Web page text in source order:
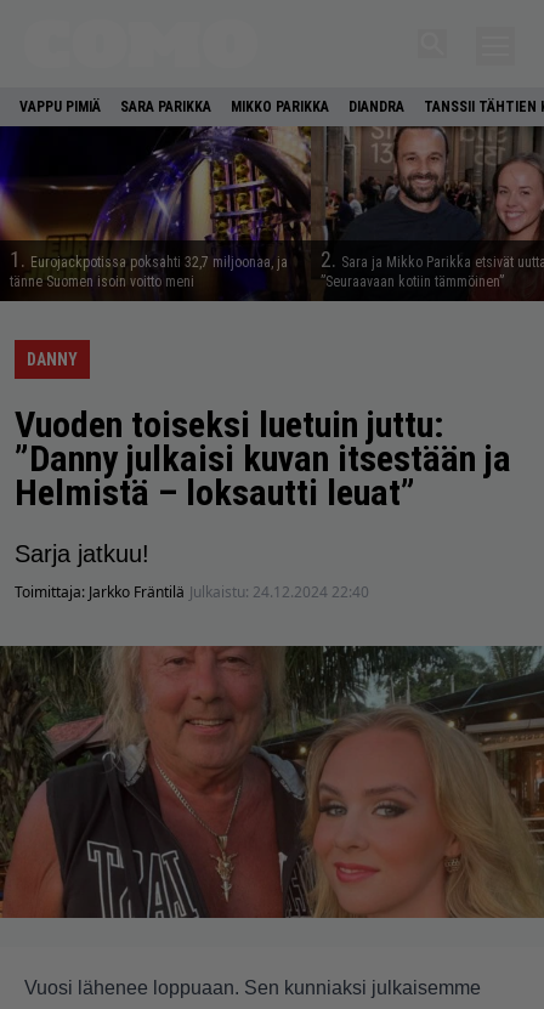
VAPPU PIMIÄ SARA PARIKKA MIKKO PARIKKA DIANDRA TANSSII TÄHTIEN
1. Eurojackpotissa poksahti 32,7 miljoonaa, ja
tänne Suomen isoin voitto meni
2. Sara ja Mikko Parikka etsivät
”Seuraavaan kotiin tämmöinen”
DANNY
Vuoden toiseksi luetuin juttu:
”Danny julkaisi kuvan itsestään ja
Helmistä – loksautti leuat”
Sarja jatkuu!
Toimittaja: Jarkko Fräntilä Julkaistu: 24.12.2024 22:40
Vuosi lähenee loppuaan. Sen kunniaksi julkaisemme